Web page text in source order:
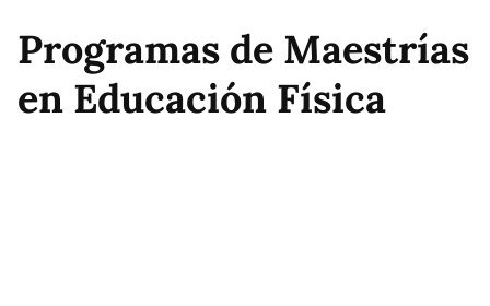
Programas de Maestrías
en Educación Física